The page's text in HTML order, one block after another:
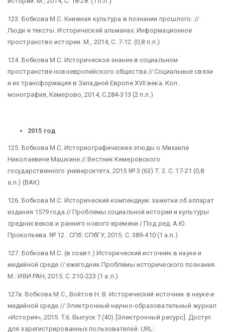
123. Бобкова М.С. Книжная культура в познании прошлого. //
Люди и тексты. Исторический альманах. Информационное
пространство истории. М., 2014, С. 7-12. (0,8 п.л.)
124. Бобкова М.С. Историческое знание в социальном
пространстве новоевропейского общества // Социальные связи
и их трансформация в Западной Европе XVII века. Кол.
монография, Кемерово, 2014, С.284-313 (2 п.л.)
2015 год
125. Бобкова М.С. Историографические этюды о Михаиле
Николаевиче Машкине // Вестник Кемеровского
государственного университета. 2015 № 3 (63) Т. 2. С. 17-21 (0,8
а.л.) (ВАК)
126. Бобкова М.С. Исторический компендиум: заметки об аппарат
издания 1579 года // Проблемы социальной истории и культуры
средних веков и раннего нового времени / Под ред. А.Ю.
Прокопьева. № 12 . СПб: СПбГУ, 2015. С. 389-410 (1 а.л.)
127. Бобкова М.С. (в соавт.) Исторический источник в науке и
медийной среде // ежегодник Проблемы исторического познания.
М.: ИВИ РАН, 2015. С. 210-223 (1 а.л.)
127а. Бобкова М.С., Войтов Н. В. Исторический источник в науке и
медийной среде // Электронный научно-образовательный журнал
«История», 2015. T.6. Выпуск 7 (40) [Электронный ресурс]. Доступ
для зарегистрированных пользователей. URL: